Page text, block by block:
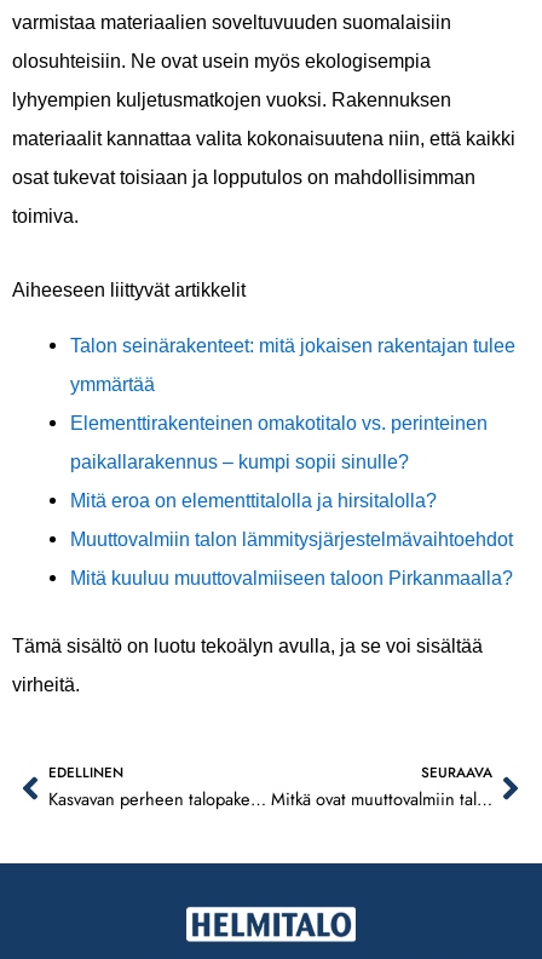
varmistaa materiaalien soveltuvuuden suomalaisiin
olosuhteisiin. Ne ovat usein myös ekologisempia
lyhyempien kuljetusmatkojen vuoksi. Rakennuksen
materiaalit kannattaa valita kokonaisuutena niin, että kaikki
osat tukevat toisiaan ja lopputulos on mahdollisimman
toimiva.
Aiheeseen liittyvät artikkelit
Talon seinärakenteet: mitä jokaisen rakentajan tulee
ymmärtää
Elementtirakenteinen omakotitalo vs. perinteinen
paikallarakennus – kumpi sopii sinulle?
Mitä eroa on elementtitalolla ja hirsitalolla?
Muuttovalmiin talon lämmitysjärjestelmävaihtoehdot
Mitä kuuluu muuttovalmiiseen taloon Pirkanmaalla?
Tämä sisältö on luotu tekoälyn avulla, ja se voi sisältää
virheitä.
Prev
EDELLINEN
Kasvavan perheen talopaketti Lempäälässä
SEURAAVA
Mitkä ovat muuttovalmiin talopaketin edut?